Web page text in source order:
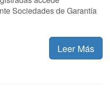
Sociedades de Garantía
Leer Más